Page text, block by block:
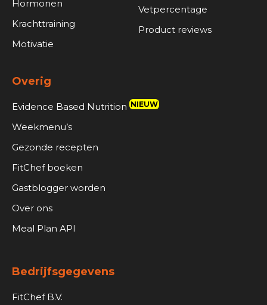
Hormonen
Krachttraining
Motivatie
Vetpercentage
Product reviews
Overig
Evidence Based Nutrition NIEUW
Weekmenu’s
Gezonde recepten
FitChef boeken
Gastblogger worden
Over ons
Meal Plan API
Bedrijfsgegevens
FitChef B.V.